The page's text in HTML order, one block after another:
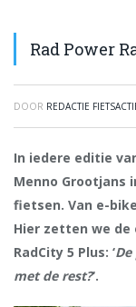
Rad Power
DOOR REDACTIE
In iedere editie
Menno Grootjans
fietsen. Van e-
Hier zetten we de
RadCity 5 Plus: ‘
met de rest?‘.